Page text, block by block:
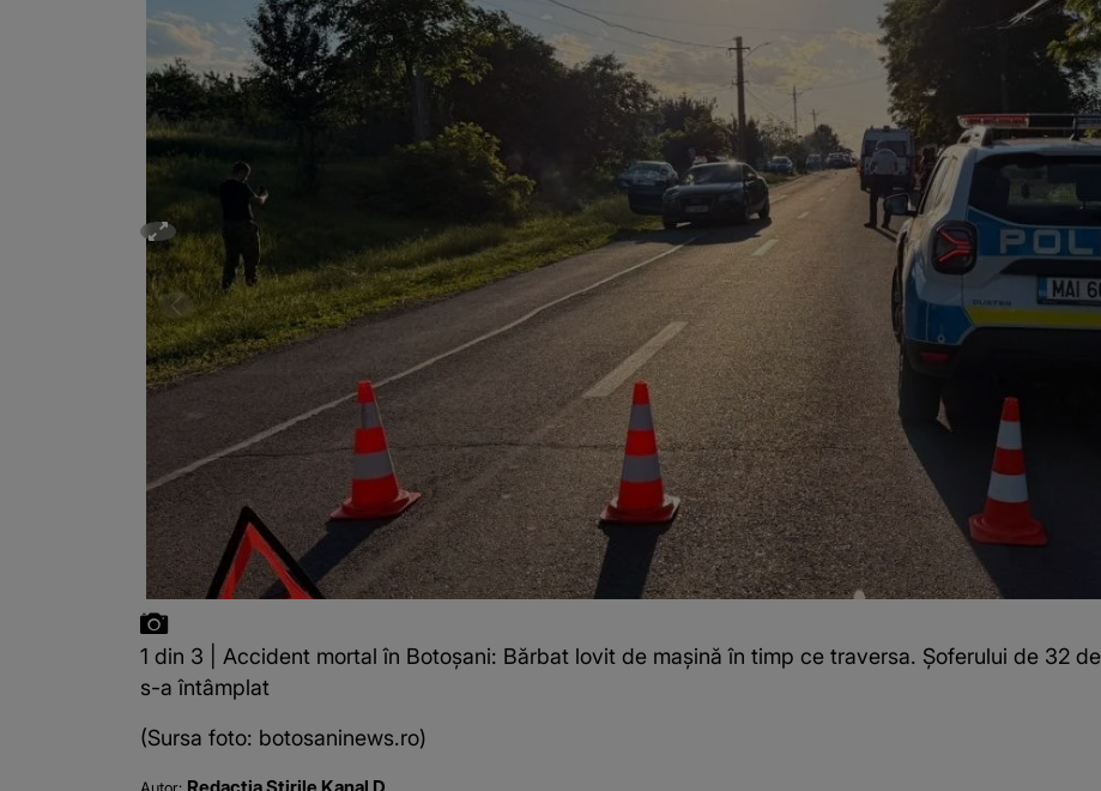
1 din 3 | Accident mortal în Botoșani: Bărbat lovit de mașină în timp ce traversa. Șoferului de 32
s-a întâmplat
(Sursa foto: botosaninews.ro)